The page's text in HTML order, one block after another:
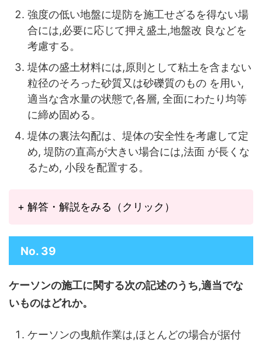
強度の低い地盤に堤防を施工せざるを得ない場
合には,必要に応じて押え盛土,地盤改 良などを
考慮する。
堤体の盛土材料には,原則として粘土を含まない
粒径のそろった砂質又は砂礫質のもの を用い,
適当な含水量の状態で,各層, 全面にわたり均等
に締め固める。
堤体の裏法勾配は、堤体の安全性を考慮して定
め, 堤防の直高が大きい場合には,法面 が長くな
るため, 小段を配置する。
+ 解答・解説をみる（クリック）
No. 39
ケーソンの施工に関する次の記述のうち,適当でな
いものはどれか。
ケーソンの曳航作業は,ほとんどの場合が据付